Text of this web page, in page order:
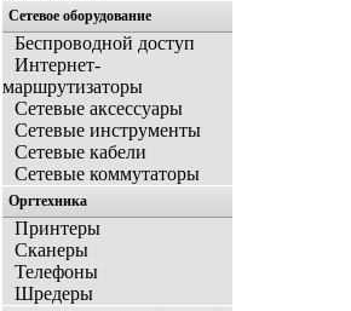
Сетевое оборудование
Беспроводной доступ
Интернет-
маршрутизаторы
Сетевые аксессуары
Сетевые инструменты
Сетевые кабели
Сетевые коммутаторы
Оргтехника
Принтеры
Сканеры
Телефоны
Шредеры